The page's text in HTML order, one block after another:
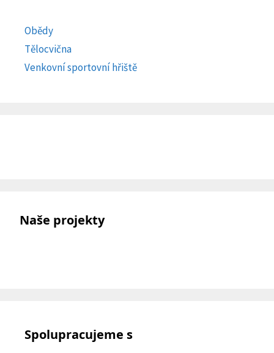
Obědy
Tělocvična
Venkovní sportovní hřiště
Naše projekty
Spolupracujeme s